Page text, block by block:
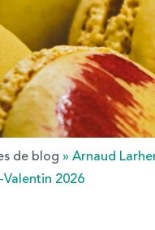
de blog » Arnaud
Valentin 2026